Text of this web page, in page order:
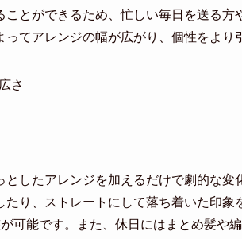
とができるため、忙しい毎日を送る方
てアレンジの幅が広がり、個性をより
さ
したアレンジを加えるだけで劇的な変
り、ストレートにして落ち着いた印象
可能です。また、休日にはまとめ髪や